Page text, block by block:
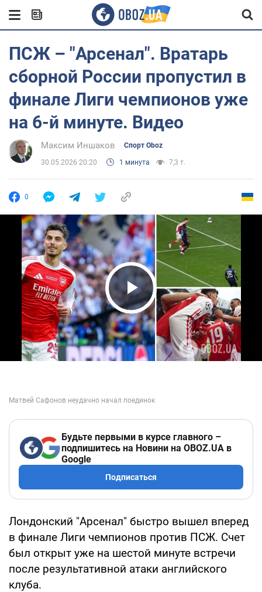
ПСЖ – "Арсенал". Вратарь
сборной России пропустил в
финале Лиги чемпионов уже
на 6-й минуте. Видео
Максим Иншаков Спорт Oboz
30.05.2026 20:20 1 минута 7,3 т.
0
Play Video
Будьте первыми в курсе главного –
подпишитесь на Новини на OBOZ.UA в
Google
Подписаться
Лондонский "Арсенал" быстро вышел вперед
в финале Лиги чемпионов против ПСЖ. Счет
был открыт уже на шестой минуте встречи
после результативной атаки английского
клуба.